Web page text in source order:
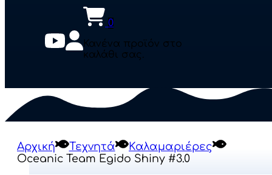
0
Κανένα προϊόν στο
καλάθι σας.
Αρχική Τεχνητά
Καλαμαριέρες
Oceanic Team Egido Shiny #3.0